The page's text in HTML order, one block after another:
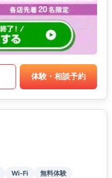
体験・相談予約
Wi-Fi 無料体験